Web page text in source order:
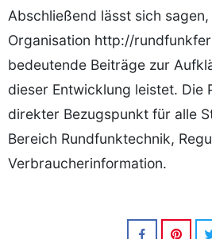
Abschließend lässt sich
Organisation http://
bedeutende Beiträge zur
dieser Entwicklung leistet. Die
direkter Bezugspunkt für alle
Bereich Rundfunktechnik,
Verbraucherinformation.